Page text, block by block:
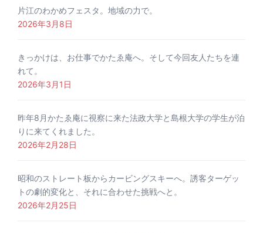
片江のわかめフェスタ。地域の力で。
2026年3月8日
きっかけは、お仕事でかたゑ庵へ。そして今回友人たちを連
れて。
2026年3月1日
昨年8月かたゑ庵に視察に来た法政大学と島根大学の学生が泊
りに来てくれました。
2026年2月28日
昭和のストレート板からカービングスキーへ。誘客ターゲッ
トの劇的変化と、それに合わせた挑戦へと。
2026年2月25日